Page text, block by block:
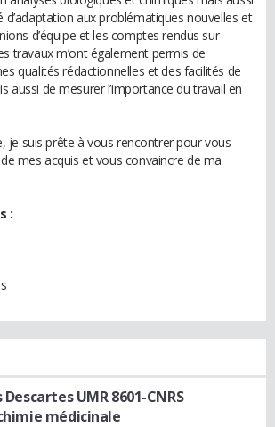
d’adaptation aux problématiques nouvelles et
d’équipe et les comptes rendus sur
travaux m’ont également permis de
qualités rédactionnelles et des facilités de
aussi de mesurer l’importance du travail en
je suis prête à vous rencontrer pour vous
mes acquis et vous convaincre de ma
:
UMR 8601-CNRS
médicinale